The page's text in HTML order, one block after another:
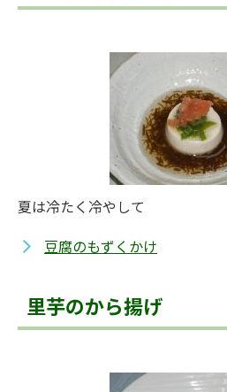
夏は冷たく冷やして
豆腐のもずくかけ
里芋のから揚げ